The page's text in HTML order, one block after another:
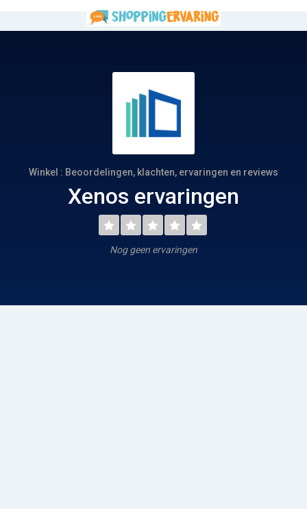
Winkel : Beoordelingen, klachten, ervaringen en reviews
Xenos ervaringen
Nog geen ervaringen